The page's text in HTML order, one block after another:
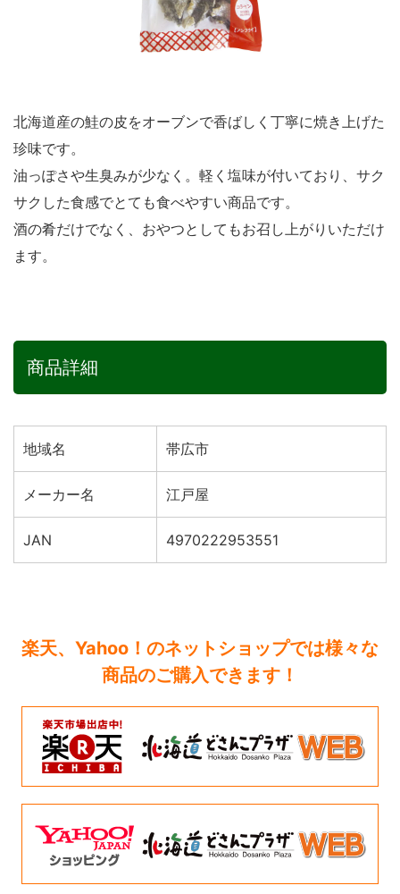
北海道産の鮭の皮をオーブンで香ばしく丁寧に焼き上げた
珍味です。
油っぽさや生臭みが少なく。軽く塩味が付いており、サク
サクした食感でとても食べやすい商品です。
酒の肴だけでなく、おやつとしてもお召し上がりいただけ
ます。
商品詳細
地域名 帯広市
メーカー名 江戸屋
JAN 4970222953551
楽天、Yahoo！のネットショップでは様々な
商品のご購入できます！